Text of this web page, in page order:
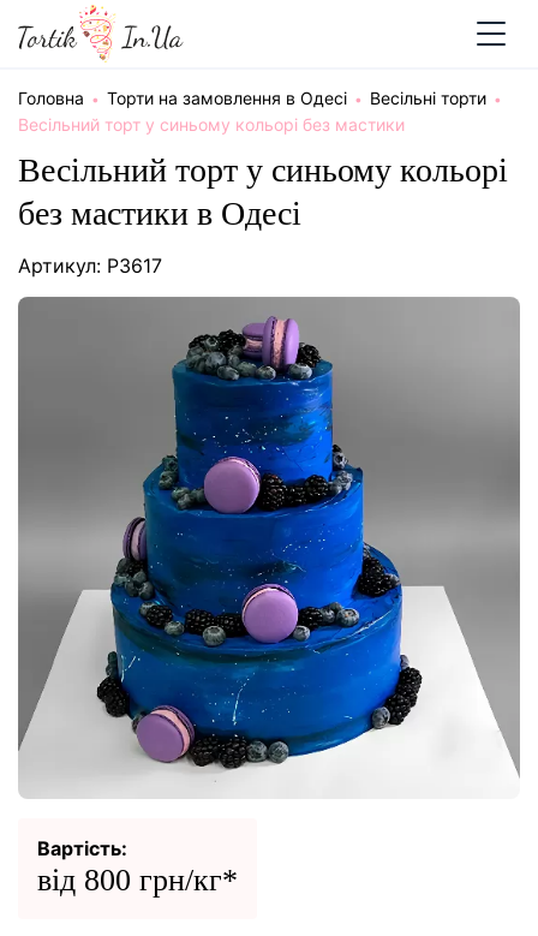
Головна Торти на замовлення в Одесі
Весільні торти
Весільний торт у синьому кольорі без мастики
Весільний торт у синьому кольорі
без мастики в Одесі
Артикул: P3617
Вартість:
від 800 грн/кг*